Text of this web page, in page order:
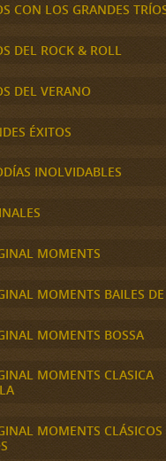
CON LOS GRANDES
DEL ROCK & ROLL
DEL VERANO
ÉXITOS
INOLVIDABLES
MOMENTS
MOMENTS BAILES
MOMENTS BOSSA
MOMENTS CLASICA
MOMENTS CLÁSICOS